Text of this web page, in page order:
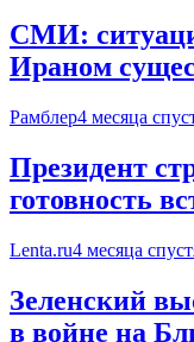
СМИ:
Ираном
Рамблер4 месяца
Президент
готовность
Lenta.ru4 месяца
Зеленский
в войне на